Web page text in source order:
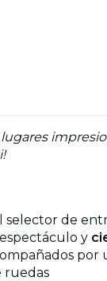
selector de
y
ruedas